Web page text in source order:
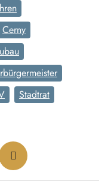
Cerny
Stadtrat